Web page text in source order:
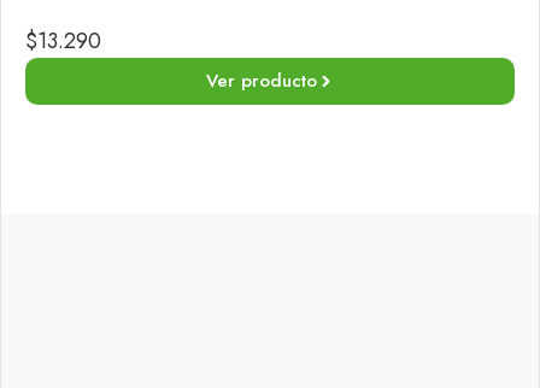
$13.290
Ver producto